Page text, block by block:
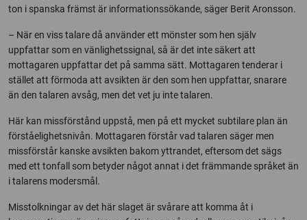
ton i spanska främst är informationssökande, säger Berit Aronsson.
– När en viss talare då använder ett mönster som hen själv
uppfattar som en vänlighetssignal, så är det inte säkert att
mottagaren uppfattar det på samma sätt. Mottagaren tenderar i
stället att förmoda att avsikten är den som hen uppfattar, snarare
än den talaren avsåg, men det vet ju inte talaren.
Här kan missförstånd uppstå, men på ett mycket subtilare plan än
förståelighetsnivån. Mottagaren förstår vad talaren säger men
missförstår kanske avsikten bakom yttrandet, eftersom det sägs
med ett tonfall som betyder något annat i det främmande språket än
i talarens modersmål.
Misstolkningar av det här slaget är svårare att komma åt i